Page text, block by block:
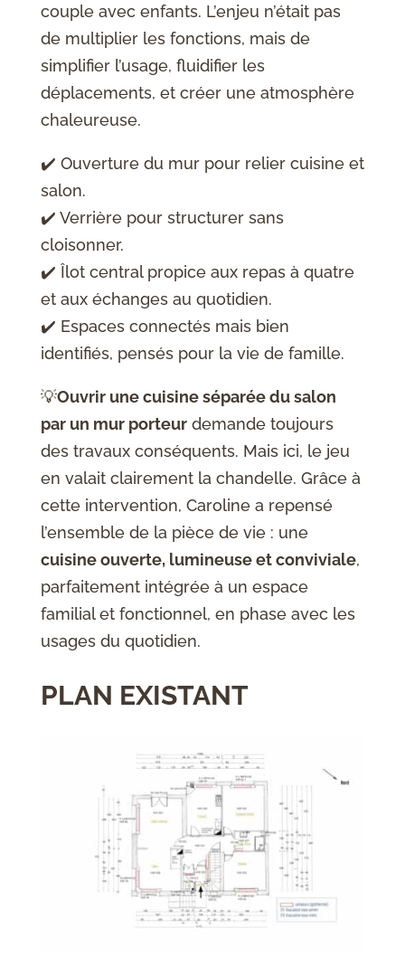
couple avec enfants. L’enjeu n’était pas
de multiplier les fonctions, mais de
simplifier l’usage, fluidifier les
déplacements, et créer une atmosphère
chaleureuse.
✔️ Ouverture du mur pour relier cuisine et
salon.
✔️ Verrière pour structurer sans
cloisonner.
✔️ Îlot central propice aux repas à quatre
et aux échanges au quotidien.
✔️ Espaces connectés mais bien
identifiés, pensés pour la vie de famille.
💡Ouvrir une cuisine séparée du salon
par un mur porteurdemande toujours
des travaux conséquents. Mais ici, le jeu
en valait clairement la chandelle. Grâce à
cette intervention, Caroline a repensé
l’ensemble de la pièce de vie : une
cuisine ouverte, lumineuse et conviviale,
parfaitement intégrée à un espace
familial et fonctionnel, en phase avec les
usages du quotidien.
PLAN EXISTANT